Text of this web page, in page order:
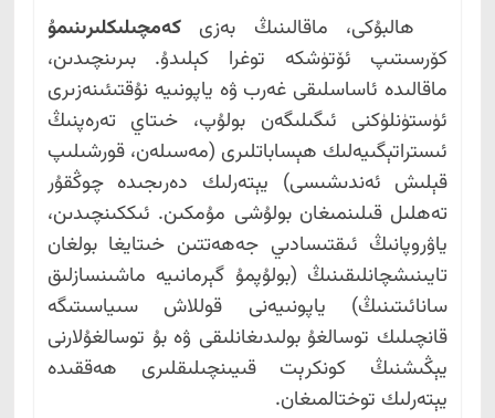
ھالبۇكى، ماقالىنىڭ بەزىكەمچىلىكلىرىنىمۇ
كۆرسىتىپ ئۆتۈشكە توغرا كېلىدۇ. بىرىنچىدىن،
ماقالىدە ئاساسلىقى غەرب ۋە ياپونىيە نۇقتىئىنەزىرى
ئۈستۈنلۈكنى ئىگىلىگەن بولۇپ، خىتاي تەرەپنىڭ
ئىستراتېگىيەلىك ھېساباتلىرى (مەسىلەن، قورشىلىپ
قېلىش ئەندىشىسى) يېتەرلىك دەرىجىدە چوڭقۇر
تەھلىل قىلىنمىغان بولۇشى مۇمكىن. ئىككىنچىدىن،
ياۋروپانىڭ ئىقتىسادىي جەھەتتىن خىتايغا بولغان
تايىنىشچانلىقىنىڭ (بولۇپمۇ گېرمانىيە ماشىنسازلىق
سانائىتىنىڭ) ياپونىيەنى قوللاش سىياسىتىگە
قانچىلىك توسالغۇ بولىدىغانلىقى ۋە بۇ توسالغۇلارنى
يېڭىشنىڭ كونكرېت قىيىنچىلىقلىرى ھەققىدە
يېتەرلىك توختالمىغان.